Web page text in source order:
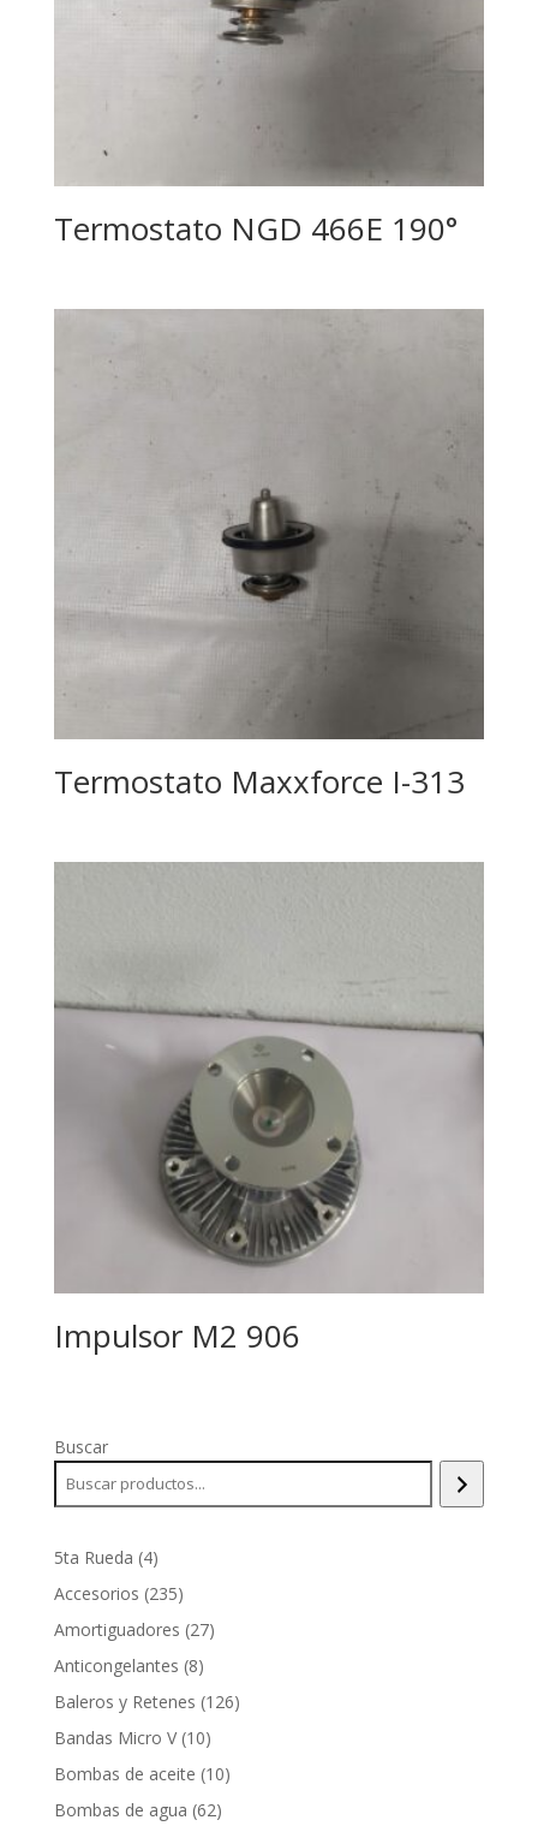
Termostato NGD 466E 190°
Termostato Maxxforce I-313
Impulsor M2 906
Buscar
5ta Rueda 44
productos
Accesorios 235235
productos
Amortiguadores 2727
Anticongelantes 88
productos
Baleros y Retenes 126126
Bandas Micro V 1010
productos
Bombas de aceite 1010
Bombas de agua 6262